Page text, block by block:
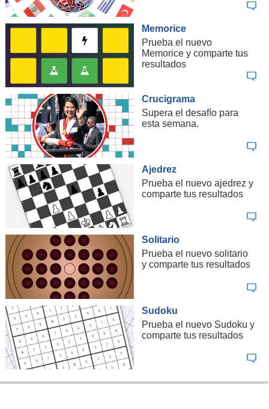
Memorice
Prueba el nuevo
Memorice y comparte tus
resultados
Crucigrama
Supera el desafío para
esta semana.
Ajedrez
Prueba el nuevo ajedrez y
comparte tus resultados
Solitario
Prueba el nuevo solitario
y comparte tus resultados
Sudoku
Prueba el nuevo Sudoku y
comparte tus resultados